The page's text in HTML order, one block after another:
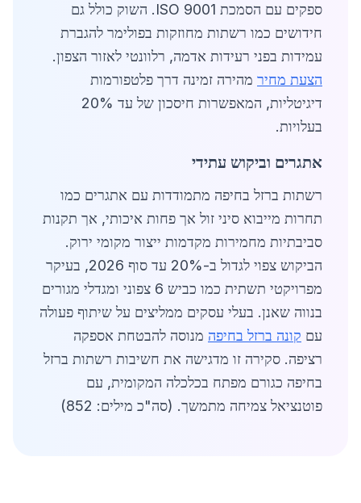
ספקים עם הסמכת ISO 9001. השוק כולל גם
חידושים כמו רשתות מחוזקות בפולימר להגברת
עמידות בפני רעידות אדמה, רלוונטי לאזור הצפון.
הצעת מחיר מהירה זמינה דרך פלטפורמות
דיגיטליות, המאפשרות חיסכון של עד 20%
בעלויות.
אתגרים וביקוש עתידי
רשתות ברזל בחיפה מתמודדות עם אתגרים כמו
תחרות מייבוא סיני זול אך פחות איכותי, אך תקנות
סביבתיות מחמירות מקדמות ייצור מקומי ירוק.
הביקוש צפוי לגדול ב-20% עד סוף 2026, בעיקר
מפרויקטי תשתית כמו כביש 6 צפוני ומגדלי מגורים
בנווה שאנן. בעלי עסקים ממליצים על שיתוף פעולה
עם קונה ברזל בחיפה מנוסה להבטחת אספקה
רציפה. סקירה זו מדגישה את חשיבות רשתות ברזל
בחיפה כגורם מפתח בכלכלה המקומית, עם
פוטנציאל צמיחה מתמשך. (סה"כ מילים: 852)